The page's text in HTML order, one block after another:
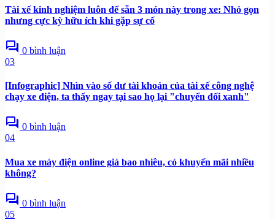
Tài xế kinh nghiệm luôn để sẵn 3 món này trong xe: Nhỏ gọn
nhưng cực kỳ hữu ích khi gặp sự cố
forum 0 bình luận
03
[Infographic] Nhìn vào số dư tài khoản của tài xế công nghệ
chạy xe điện, ta thấy ngay tại sao họ lại "chuyển đổi xanh"
forum 0 bình luận
04
Mua xe máy điện online giá bao nhiêu, có khuyến mãi nhiều
không?
forum 0 bình luận
05